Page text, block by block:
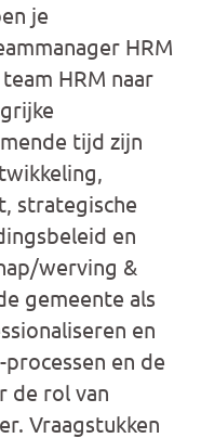
je
HRM
HRM naar
tijd zijn
strategische
en
werving &
gemeente als
en
en de
de rol van
Vraagstukken